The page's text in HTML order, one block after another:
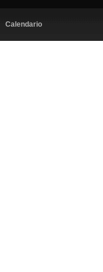
Calendario